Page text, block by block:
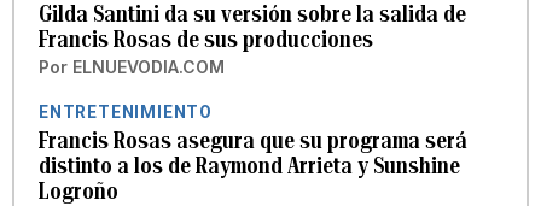
Gilda Santini da su versión sobre la salida de
Francis Rosas de sus producciones
Por ELNUEVODIA.COM
ENTRETENIMIENTO
Francis Rosas asegura que su programa será
distinto a los de Raymond Arrieta y Sunshine
Logroño